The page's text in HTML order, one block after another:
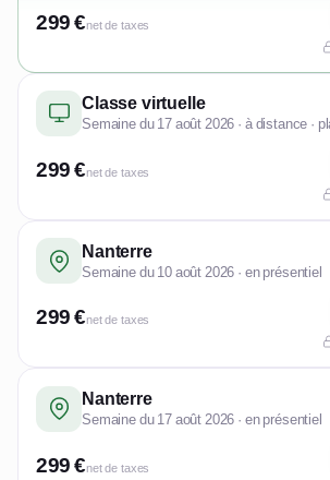
299 €net de taxes
Classe virtuelle
Semaine du 17 août 2026 · à distance ·
299 €net de taxes
Nanterre
Semaine du 10 août 2026 · en présentiel
299 €net de taxes
Nanterre
Semaine du 17 août 2026 · en présentiel
299 €net de taxes